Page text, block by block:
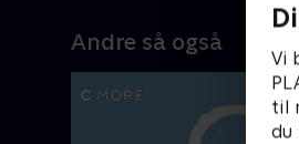
Vi
til
du
Andre så også